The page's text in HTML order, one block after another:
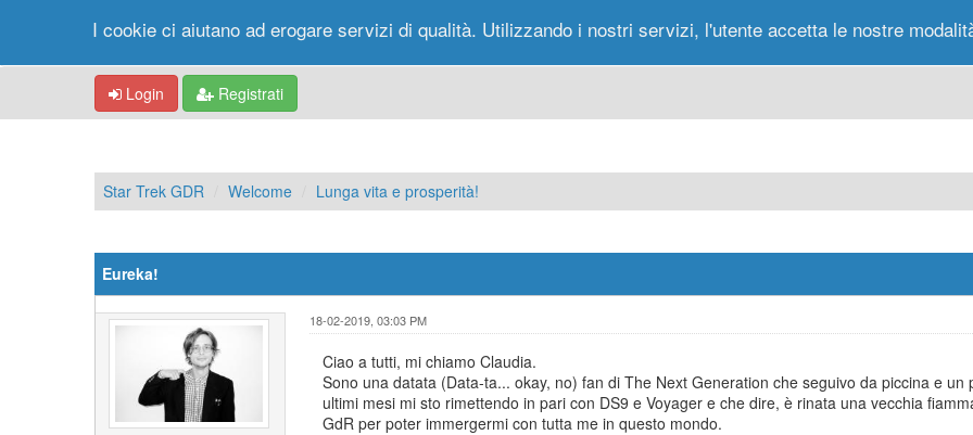
Portale Forum Nuovi Messaggi
Login Registrati
Star Trek GDR Welcome Lunga vita e prosperità!
Eureka!
18-02-2019, 03:03 PM
Ciao a tutti, mi chiamo Claudia.
Sono una datata (Data-ta... okay, no) fan di The Next Generation che seguivo da piccina e
ultimi mesi mi sto rimettendo in pari con DS9 e Voyager e che dire, è rinata una vecchia
GdR per poter immergermi con tutta me in questo mondo.
I cookie ci aiutano ad erogare servizi di qualità. Utilizzando i nostri servizi, l'utente accetta le nostre